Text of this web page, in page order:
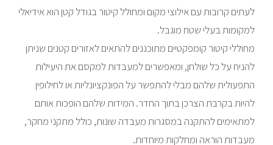
לעתים קרובות עם אילוצי מקום ומחולל קיטור בגודל קטן הוא אידיאלי
למקומות בעלי שטח מוגבל.
מחוללי קיטור קומפקטיים מתוכננים להתאים לאזורים קטנים שניתן
להניח על כל שולחן, ומאפשרים למעבדות למקסם את היעילות
התפעולית שלהם מבלי להתפשר על הפונקציונליות או לחילופין
להיות בקרבת הצרכן בתוך החדר. המידות שלהם הופכות אותם
למתאימים להתקנה במסגרות מעבדה שונות, כולל מתקני מחקר,
מעבדות הוראה ומחלקות מיוחדות.